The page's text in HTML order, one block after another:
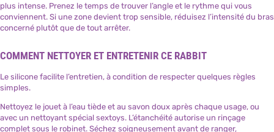
plus intense. Prenez le temps de trouver l’angle et le rythme qui vous
conviennent. Si une zone devient trop sensible, réduisez l’intensité du bras
concerné plutôt que de tout arrêter.
COMMENT NETTOYER ET ENTRETENIR CE RABBIT
Le silicone facilite l’entretien, à condition de respecter quelques règles
simples.
Nettoyez le jouet à l’eau tiède et au savon doux après chaque usage, ou
avec un nettoyant spécial sextoys. L’étanchéité autorise un rinçage
complet sous le robinet. Séchez soigneusement avant de ranger,